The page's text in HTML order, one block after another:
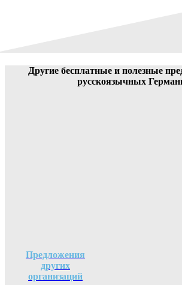
Другие бесплатные и полезные
русскоязычных
Предложения
других
организаций